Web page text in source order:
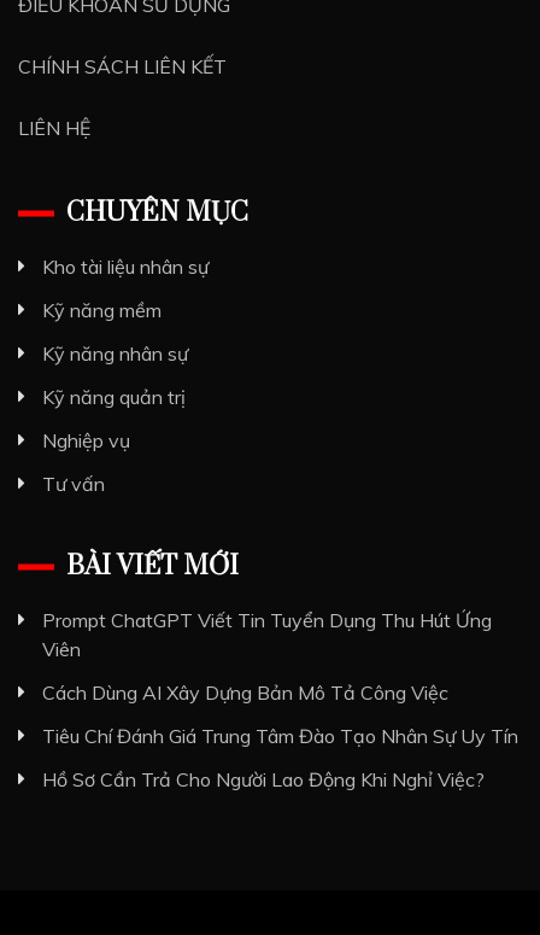
ĐIỀU KHOẢN SỬ DỤNG
CHÍNH SÁCH LIÊN KẾT
LIÊN HỆ
CHUYÊN MỤC
Kho tài liệu nhân sự
Kỹ năng mềm
Kỹ năng nhân sự
Kỹ năng quản trị
Nghiệp vụ
Tư vấn
BÀI VIẾT MỚI
Prompt ChatGPT Viết Tin Tuyển Dụng Thu Hút Ứng
Viên
Cách Dùng AI Xây Dựng Bản Mô Tả Công Việc
Tiêu Chí Đánh Giá Trung Tâm Đào Tạo Nhân Sự Uy Tín
Hồ Sơ Cần Trả Cho Người Lao Động Khi Nghỉ Việc?